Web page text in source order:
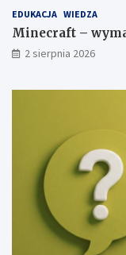
EDUKACJA WIEDZA
Minecraft –
2 sierpnia 2026